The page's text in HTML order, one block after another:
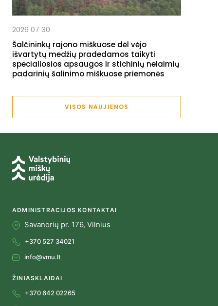
2026 07 30
Šalčininkų rajono miškuose dėl vėjo
išvartytų medžių pradedamos taikyti
specialiosios apsaugos ir stichinių nelaimių
padarinių šalinimo miškuose priemonės
VISOS NAUJIENOS
ADMINISTRACIJOS KONTAKTAI
Savanorių pr. 176, Vilnius
+370 527 34021
info@vmu.lt
ŽINIASKLAIDAI
+370 642 02265